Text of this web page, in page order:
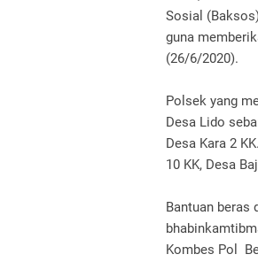
Sosial
guna
(26/6/2020).
Polsek yang
Desa Lido
Desa Kara 2
10 KK, Desa
Bantuan beras
Kombes Pol